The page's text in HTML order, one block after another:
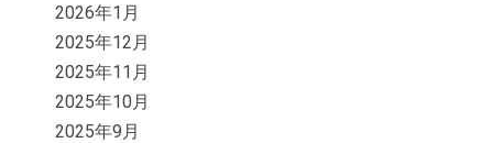
2026年1月
2025年12月
2025年11月
2025年10月
2025年9月